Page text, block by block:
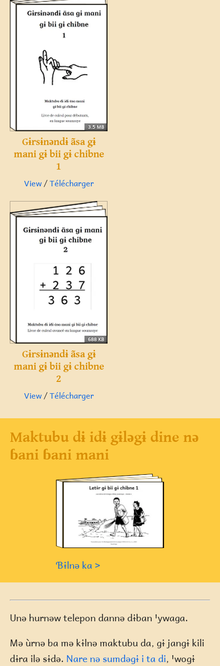
3.5 MB
Gɨrsɨnəndɨ ãsa gɨ
mani gɨ bii gɨ chibne
1
View/Télécharger
688 KB
Gɨrsɨnəndɨ ãsa gɨ
mani gɨ bii gɨ chibne
2
View/Télécharger
Maktubu dɨ idɨ gɨləgɨ dine nə
ɓani ɓani mani
Ɓɨlnə ka >
Unə hurnəw telepon dannə dɨban ꞌywaga.
Mə ùrnə ba mə kɨlnə maktubu da, gɨ jangɨ kili
dɨra ilə sɨdə. Nare nə sumdəgɨ i ta di, ꞌwogɨ